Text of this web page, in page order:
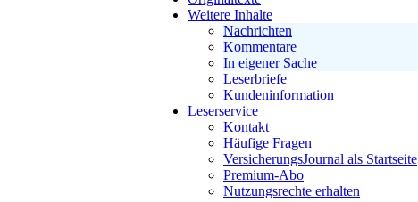
Weitere Inhalte
Nachrichten
Kommentare
In eigener Sache
Leserbriefe
Kundeninformation
Leserservice
Kontakt
Häufige Fragen
VersicherungsJournal als Startseite
Premium-Abo
Nutzungsrechte erhalten